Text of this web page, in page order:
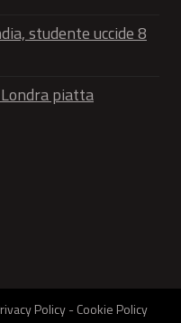
studente uccide 8
piatta
Policy-Cookie Policy